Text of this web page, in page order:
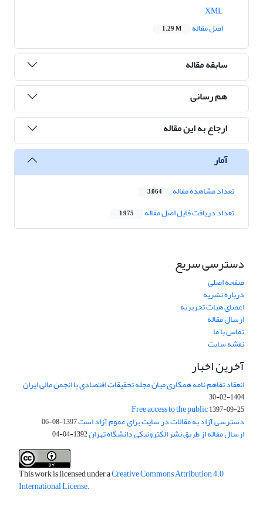
اصل مقاله
1.29 M
سابقه مقاله
هم رسانی
ارجاع به این مقاله
آمار
تعداد مشاهده مقاله 3,064
تعداد دریافت فایل اصل مقاله 1,975
دسترسی سریع
صفحه اصلی
درباره نشریه
اعضای هیات تحریریه
ارسال مقاله
تماس با ما
نقشه سایت
آخرین اخبار
انعقاد تفاهم نامه همکاری میان مجله تحقیقات اقتصادی با انجمن مالی ایران
1404-02-30
Free access to the public1397-09-25
دسترسی آزاد به مقالات در سایت برای عموم آزاد است1397-08-06
ارسال مقاله از طریق نشر الکترونیکی دانشگاه تهران1392-04-04
This work is licensed under aCreative Commons Attribution 4.0
International License.